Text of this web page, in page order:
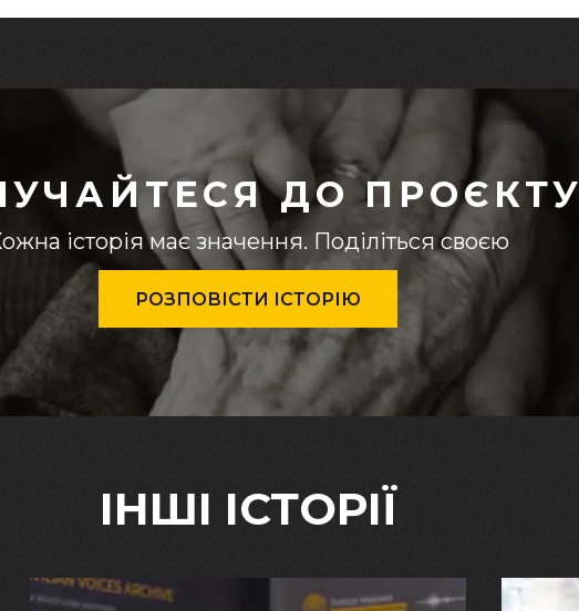
ДО ПРОЄКТУ
історія має значення. Поділіться своєю
РОЗПОВІСТИ ІСТОРІЮ
ІНШІ ІСТОРІЇ